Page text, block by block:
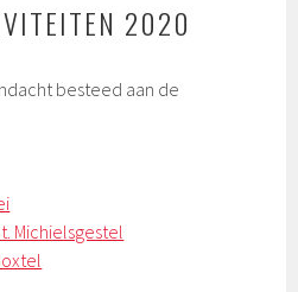
2020
besteed aan de
Michielsgestel